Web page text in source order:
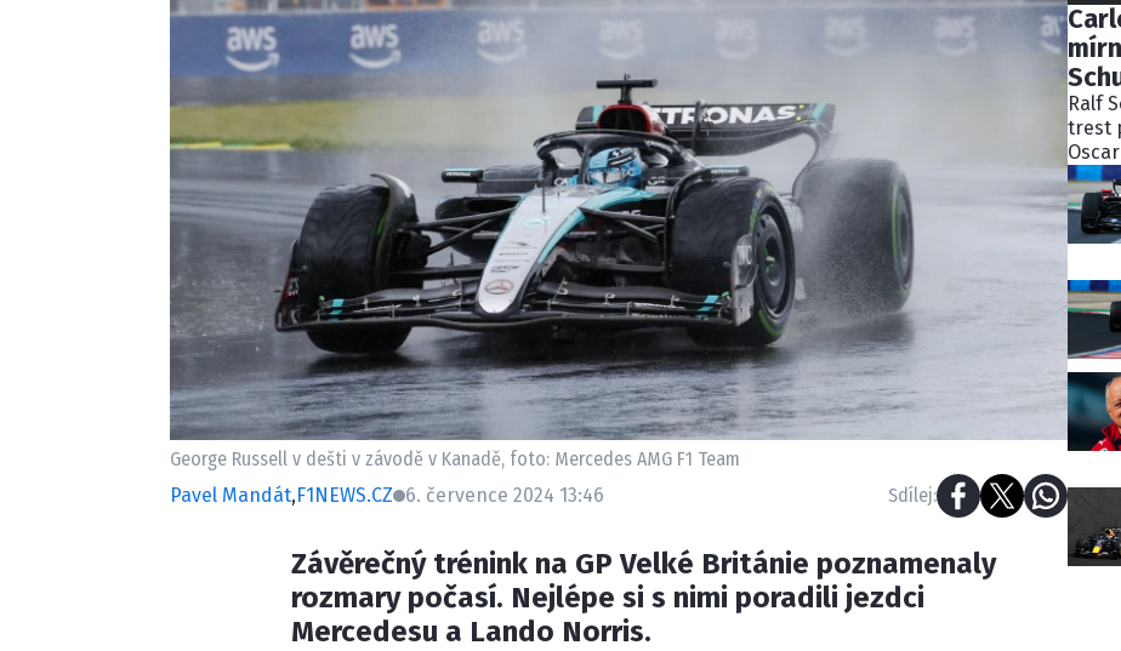
George Russell v dešti v závodě v Kanadě, foto: Mercedes AMG F1 Team
Pavel Mandát, F1NEWS.CZ 6. července 2024 13:46 Sdílej:
Závěrečný trénink na GP Velké Británie poznamenaly
rozmary počasí. Nejlépe si s nimi poradili jezdci
Mercedesu a Lando Norris.
Ralf
trest